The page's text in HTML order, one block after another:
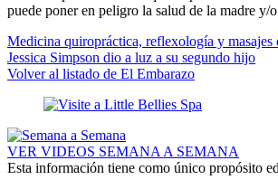
puede poner en peligro la salud de la madre y/
Medicina quiropráctica, reflexología y masajes
Jessica Simpson dio a luz a su segundo hijo
Volver al listado de El Embarazo
VER VIDEOS SEMANA A SEMANA
Esta información tiene como único propósito